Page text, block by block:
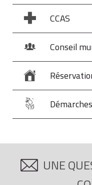
CCAS
Conseil
UNE